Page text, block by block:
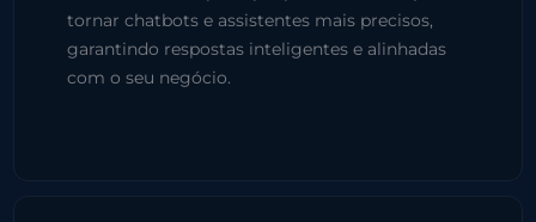
tornar chatbots e assistentes mais precisos,
garantindo respostas inteligentes e alinhadas
com o seu negócio.